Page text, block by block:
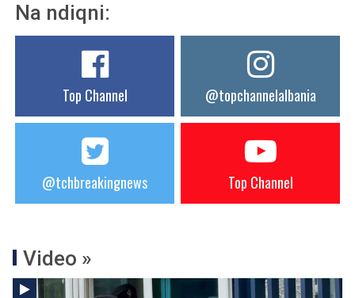
Na ndiqni:
Top Channel @topchannelalbania
@tchbreakingnews Top Channel
Video »